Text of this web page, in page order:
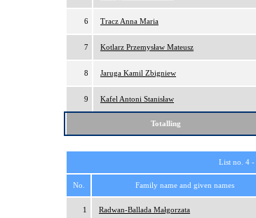
6 Tracz Anna Maria
7 Kotlarz Przemysław Mateusz
8 Jaruga Kamil Zbigniew
9 Kafel Antoni Stanisław
Totalling
List no. 4 -
No. Family name and given names
1 Radwan-Ballada Małgorzata